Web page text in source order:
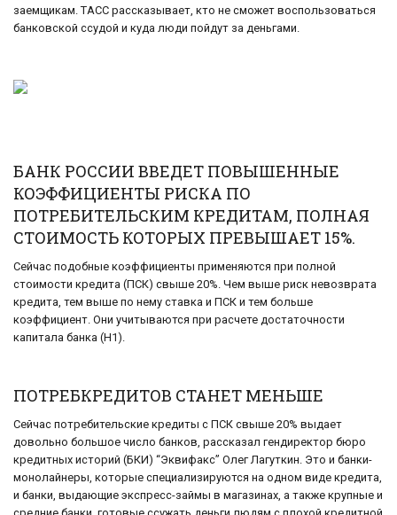
заемщикам. ТАСС рассказывает, кто не сможет воспользоваться
банковской ссудой и куда люди пойдут за деньгами.
БАНК РОССИИ ВВЕДЕТ ПОВЫШЕННЫЕ
КОЭФФИЦИЕНТЫ РИСКА ПО
ПОТРЕБИТЕЛЬСКИМ КРЕДИТАМ, ПОЛНАЯ
СТОИМОСТЬ КОТОРЫХ ПРЕВЫШАЕТ 15%.
Сейчас подобные коэффициенты применяются при полной
стоимости кредита (ПСК) свыше 20%. Чем выше риск невозврата
кредита, тем выше по нему ставка и ПСК и тем больше
коэффициент. Они учитываются при расчете достаточности
капитала банка (H1).
ПОТРЕБКРЕДИТОВ СТАНЕТ МЕНЬШЕ
Сейчас потребительские кредиты с ПСК свыше 20% выдает
довольно большое число банков, рассказал гендиректор бюро
кредитных историй (БКИ) “Эквифакс” Олег Лагуткин. Это и банки-
монолайнеры, которые специализируются на одном виде кредита,
и банки, выдающие экспресс-займы в магазинах, а также крупные и